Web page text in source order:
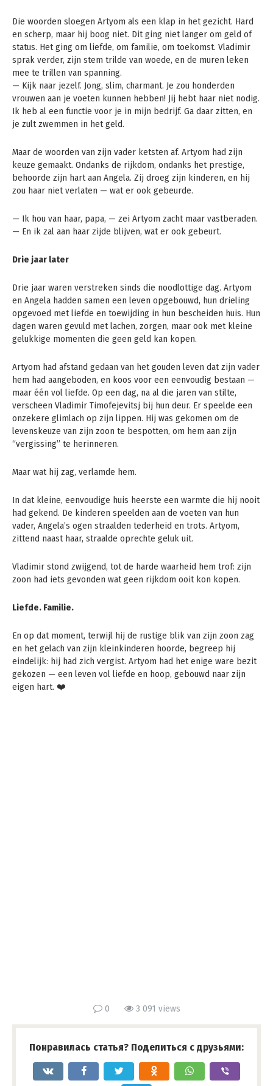
Die woorden sloegen Artyom als een klap in het gezicht. Hard
en scherp, maar hij boog niet. Dit ging niet langer om geld of
status. Het ging om liefde, om familie, om toekomst. Vladimir
sprak verder, zijn stem trilde van woede, en de muren leken
mee te trillen van spanning.
— Kijk naar jezelf. Jong, slim, charmant. Je zou honderden
vrouwen aan je voeten kunnen hebben! Jij hebt haar niet nodig.
Ik heb al een functie voor je in mijn bedrijf. Ga daar zitten, en
je zult zwemmen in het geld.
Maar de woorden van zijn vader ketsten af. Artyom had zijn
keuze gemaakt. Ondanks de rijkdom, ondanks het prestige,
behoorde zijn hart aan Angela. Zij droeg zijn kinderen, en hij
zou haar niet verlaten — wat er ook gebeurde.
— Ik hou van haar, papa, — zei Artyom zacht maar vastberaden.
— En ik zal aan haar zijde blijven, wat er ook gebeurt.
Drie jaar later
Drie jaar waren verstreken sinds die noodlottige dag. Artyom
en Angela hadden samen een leven opgebouwd, hun drieling
opgevoed met liefde en toewijding in hun bescheiden huis. Hun
dagen waren gevuld met lachen, zorgen, maar ook met kleine
gelukkige momenten die geen geld kan kopen.
Artyom had afstand gedaan van het gouden leven dat zijn vader
hem had aangeboden, en koos voor een eenvoudig bestaan —
maar één vol liefde. Op een dag, na al die jaren van stilte,
verscheen Vladimir Timofejevitsj bij hun deur. Er speelde een
onzekere glimlach op zijn lippen. Hij was gekomen om de
levenskeuze van zijn zoon te bespotten, om hem aan zijn
“vergissing” te herinneren.
Maar wat hij zag, verlamde hem.
In dat kleine, eenvoudige huis heerste een warmte die hij nooit
had gekend. De kinderen speelden aan de voeten van hun
vader, Angela’s ogen straalden tederheid en trots. Artyom,
zittend naast haar, straalde oprechte geluk uit.
Vladimir stond zwijgend, tot de harde waarheid hem trof: zijn
zoon had iets gevonden wat geen rijkdom ooit kon kopen.
Liefde. Familie.
En op dat moment, terwijl hij de rustige blik van zijn zoon zag
en het gelach van zijn kleinkinderen hoorde, begreep hij
eindelijk: hij had zich vergist. Artyom had het enige ware bezit
gekozen — een leven vol liefde en hoop, gebouwd naar zijn
eigen hart. ❤️
0 3 091 views
Понравилась статья? Поделиться с друзьями: